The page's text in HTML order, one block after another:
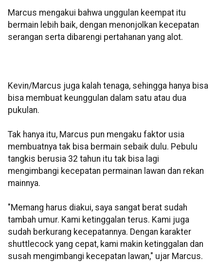
Marcus mengakui bahwa unggulan keempat itu
bermain lebih baik, dengan menonjolkan kecepatan
serangan serta dibarengi pertahanan yang alot.
Kevin/Marcus juga kalah tenaga, sehingga hanya bisa
bisa membuat keunggulan dalam satu atau dua
pukulan.
Tak hanya itu, Marcus pun mengaku faktor usia
membuatnya tak bisa bermain sebaik dulu. Pebulu
tangkis berusia 32 tahun itu tak bisa lagi
mengimbangi kecepatan permainan lawan dan rekan
mainnya.
"Memang harus diakui, saya sangat berat sudah
tambah umur. Kami ketinggalan terus. Kami juga
sudah berkurang kecepatannya. Dengan karakter
shuttlecock yang cepat, kami makin ketinggalan dan
susah mengimbangi kecepatan lawan," ujar Marcus.